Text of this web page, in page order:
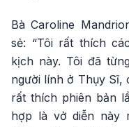
Bà Caroline
sẻ: “Tôi rất thích
kịch này. Tôi đã
người lính ở Thụy Sĩ,
rất thích phiên bản
hợp là vở diễn này